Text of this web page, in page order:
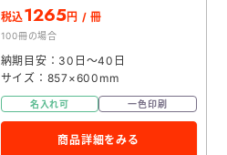
税込1265円 / 冊
100冊の場合
納期目安：30日～40日
サイズ：857×600mm
名入れ可 一色印刷
商品詳細をみる